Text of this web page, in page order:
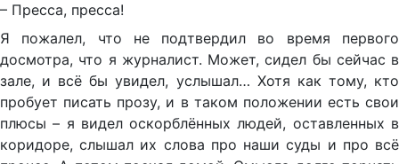
– Пресса, пресса!
Я пожалел, что не подтвердил во время первого
досмотра, что я журналист. Может, сидел бы сейчас в
зале, и всё бы увидел, услышал… Хотя как тому, кто
пробует писать прозу, и в таком положении есть свои
плюсы – я видел оскорблённых людей, оставленных в
коридоре, слышал их слова про наши суды и про всё